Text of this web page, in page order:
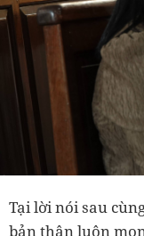
Tại lời nói sau
bản thân luôn